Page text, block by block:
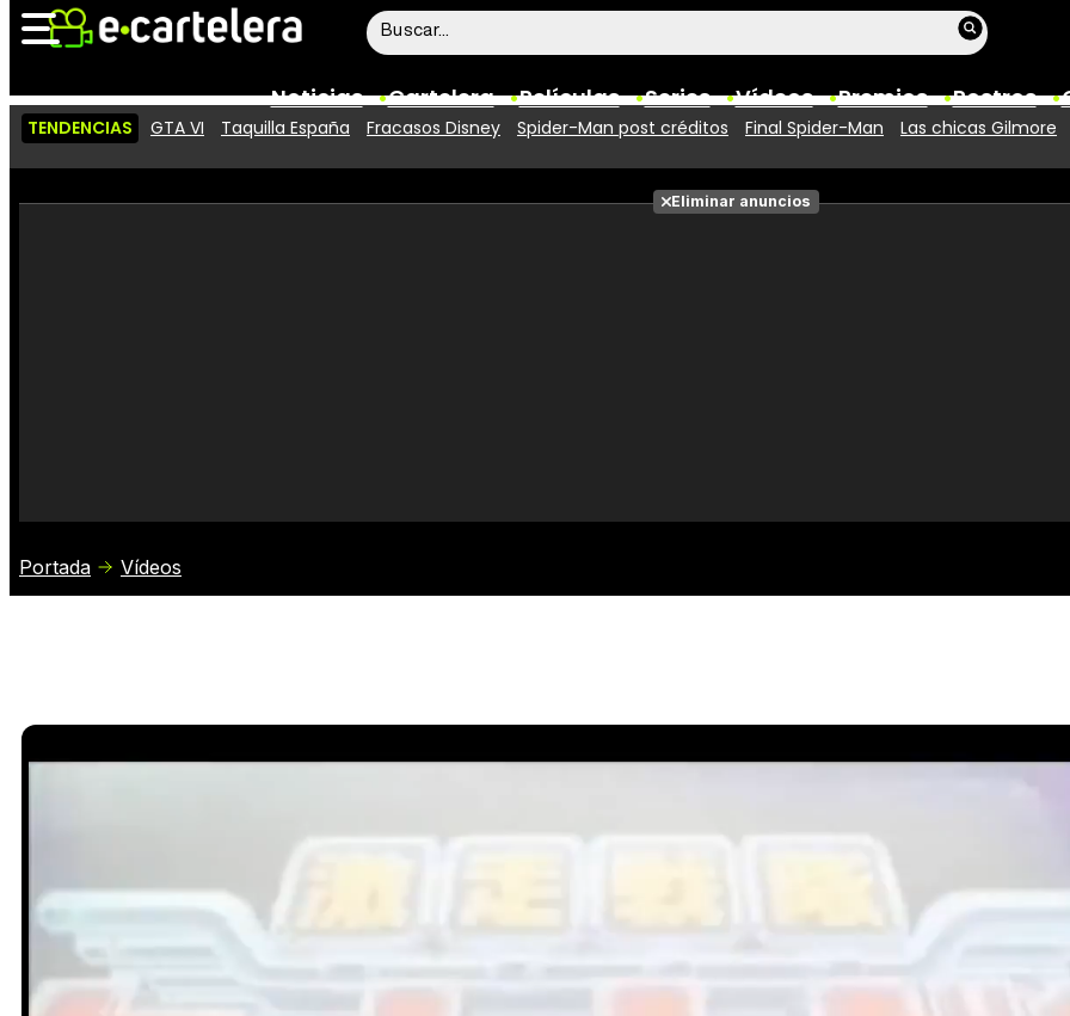
Noticias Cartelera Películas Series Vídeos Premios Rostros
Vídeos
Taquilla
Fotos
TENDENCIAS GTA VI Taquilla España Fracasos Disney Spider-Man post créditos Final Spider-Man Las chicas Gilmore
Eliminar anuncios
Portada Vídeos